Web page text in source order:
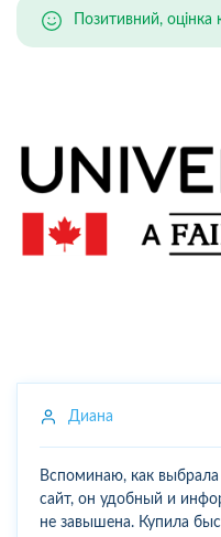
Позитивний, оцінка
Диана
Вспоминаю, как выбрала
сайт, он удобный и
не завышена. Купила